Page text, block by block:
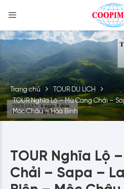
Skip
content
Trang chủ
TOUR DU LỊCH
TOUR Nghĩa Lộ – Mù Cang Chải –
Mộc Châu – Hòa Bình
TOUR Nghĩa Lộ
Chải – Sapa –